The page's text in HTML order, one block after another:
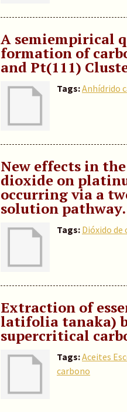
A semiempirical
formation of
and Pt(111)
Tags:Anhídrido
New effects in
dioxide on
occurring via a
solution pathway.
Tags: Dióxido de
Extraction of
latifolia tanaka)
supercritical
Tags:Aceites
carbono